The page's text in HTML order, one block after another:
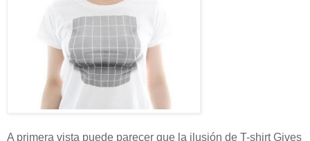
A primera vista puede parecer que la ilusión de T-shirt Gives